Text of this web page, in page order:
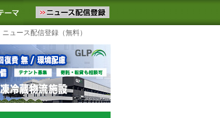
届けします。物流ニュースメール配信を登録す
に追加 よく見るテーマ
ニュース配信登録（無料）